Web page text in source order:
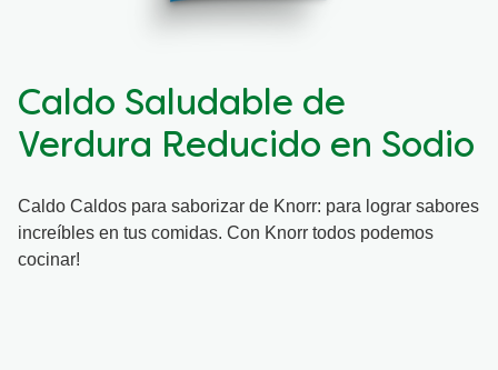
Gravy pots
Aromat
Gravy pots
Aromat
Caldo Saludable de
Verdura Reducido en Sodio
Caldo Caldos para saborizar de Knorr: para lograr sabores
increíbles en tus comidas. Con Knorr todos podemos
cocinar!